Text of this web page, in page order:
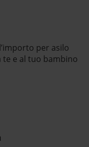
per asilo
te e al tuo bambino